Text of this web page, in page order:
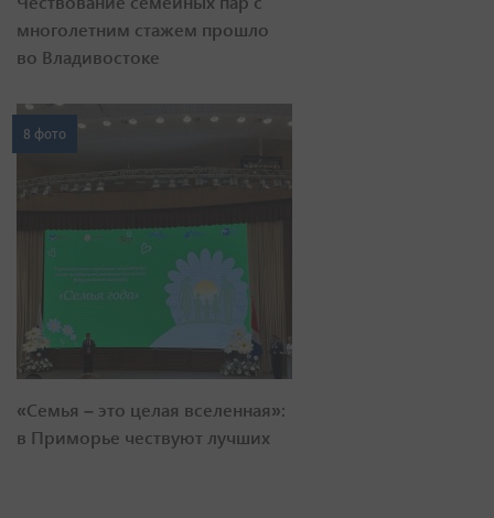
многолетним стажем прошло
во Владивостоке
8 фото
«Семья – это целая вселенная»:
в Приморье чествуют лучших